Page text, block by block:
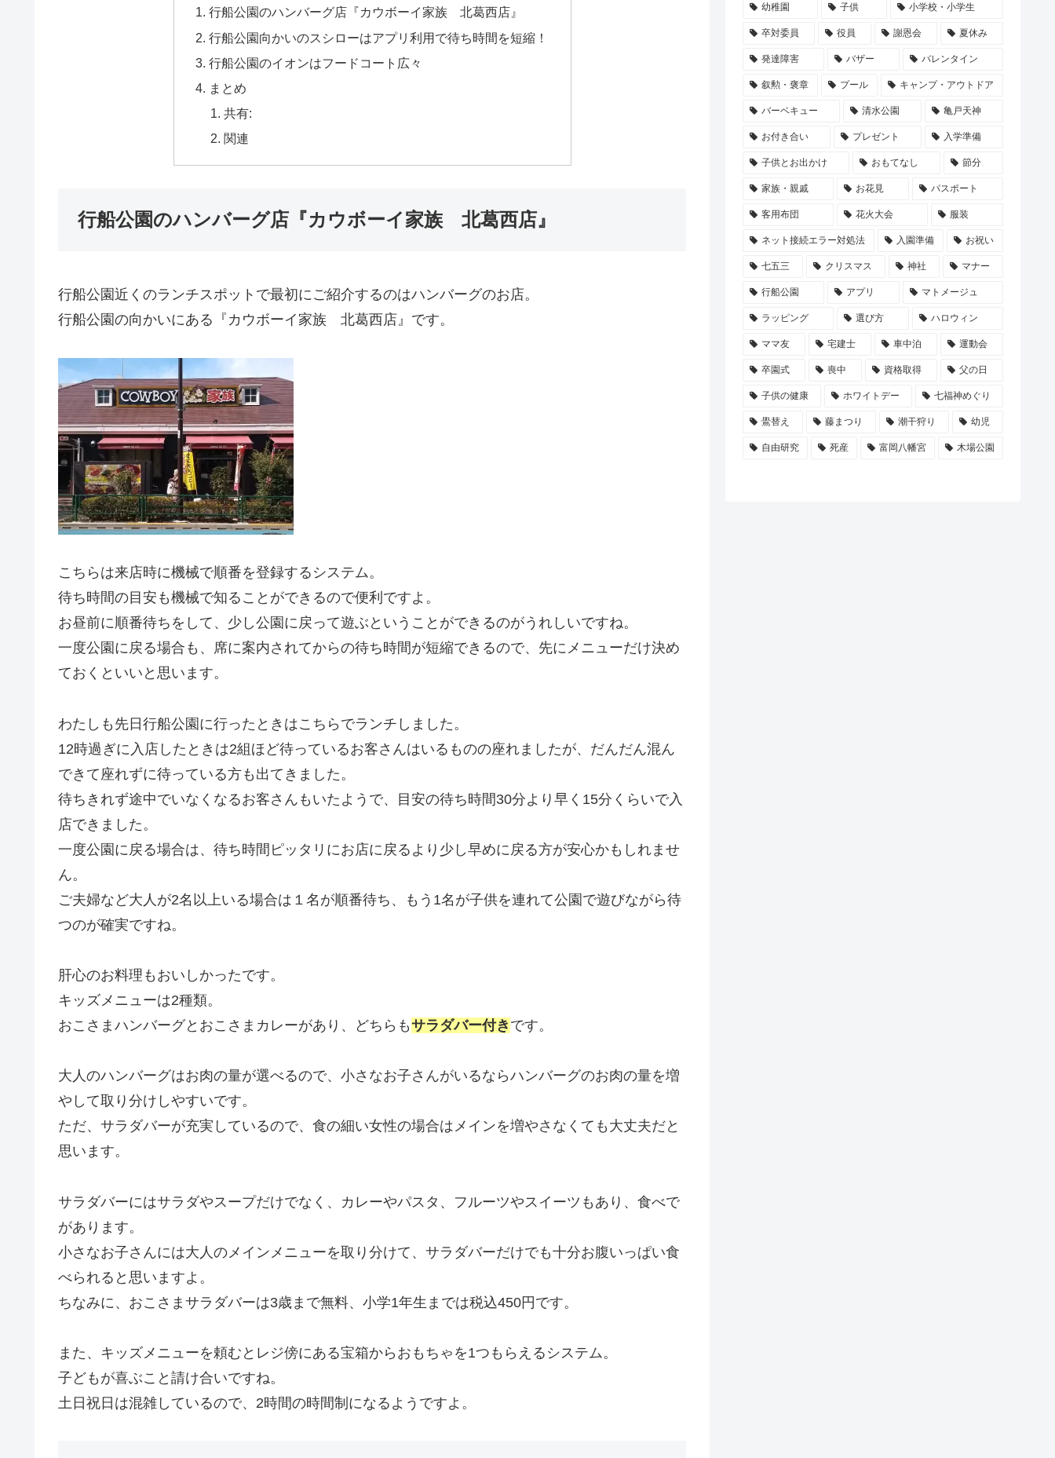
行船公園のハンバーグ店『カウボーイ家族 北葛西店』
行船公園向かいのスシローはアプリ利用で待ち時間を短縮！
行船公園のイオンはフードコート広々
まとめ
共有:
関連
行船公園のハンバーグ店『カウボーイ家族 北葛西店』
行船公園近くのランチスポットで最初にご紹介するのはハンバーグのお店。
行船公園の向かいにある『カウボーイ家族 北葛西店』です。
こちらは来店時に機械で順番を登録するシステム。
待ち時間の目安も機械で知ることができるので便利ですよ。
お昼前に順番待ちをして、少し公園に戻って遊ぶということができるのがうれしいですね。
一度公園に戻る場合も、席に案内されてからの待ち時間が短縮できるので、先にメニューだけ決め
ておくといいと思います。
わたしも先日行船公園に行ったときはこちらでランチしました。
12時過ぎに入店したときは2組ほど待っているお客さんはいるものの座れましたが、だんだん混ん
できて座れずに待っている方も出てきました。
待ちきれず途中でいなくなるお客さんもいたようで、目安の待ち時間30分より早く15分くらいで入
店できました。
一度公園に戻る場合は、待ち時間ピッタリにお店に戻るより少し早めに戻る方が安心かもしれませ
ん。
ご夫婦など大人が2名以上いる場合は１名が順番待ち、もう1名が子供を連れて公園で遊びながら待
つのが確実ですね。
肝心のお料理もおいしかったです。
キッズメニューは2種類。
おこさまハンバーグと おこさまカレーがあり、どちらもサラダバー付き です。
大人のハンバーグはお肉の量が選べるので、小さなお子さんがいるならハンバーグのお肉の量を増
やして取り分けしやすいです。
ただ、サラダバーが充実しているので、食の細い女性の場合はメインを増やさなくても大丈夫だと
思います。
サラダバーにはサラダやスープだけでなく、カレーやパスタ、フルーツやスイーツもあり、食べで
があります。
小さなお子さんには大人のメインメニューを取り分けて、サラダバーだけでも十分お腹いっぱい食
べられると思いますよ。
ちなみに、おこさまサラダバーは3歳まで無料、小学1年生までは税込450円です。
また、キッズメニューを頼むとレジ傍にある宝箱からおもちゃを1つもらえるシステム。
子どもが喜ぶこと請け合いですね。
土日祝日は混雑しているので、2時間の時間制になるようですよ。
幼稚園 子供 小学校・小学生
卒対委員 役員 謝恩会 夏休み
発達障害 バザー バレンタイン
叙勲・褒章 プール キャンプ・アウトドア
バーベキュー 清水公園 亀戸天神
お付き合い プレゼント 入学準備
子供とお出かけ おもてなし 節分
家族・親戚 お花見 パスポート
客用布団 花火大会 服装
ネット接続エラー対処法 入園準備 お祝い
七五三 クリスマス 神社 マナー
行船公園 アプリ マトメージュ
ラッピング 選び方 ハロウィン
ママ友 宅建士 車中泊 運動会
卒園式 喪中 資格取得 父の日
子供の健康 ホワイトデー 七福神めぐり
鷽替え 藤まつり 潮干狩り 幼児
自由研究 死産 富岡八幡宮 木場公園